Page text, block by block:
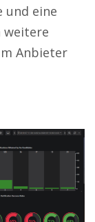
und eine
weitere
Anbieter